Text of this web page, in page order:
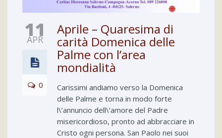
11
APR
0
Aprile – Quaresima di
carità Domenica delle
Palme con l’area
mondialità
Carissimi andiamo verso la Domenica
delle Palme e torna in modo forte
l\’annuncio dell\’amore del Padre
misericordioso, pronto ad abbracciare in
Cristo ogni persona. San Paolo nei suoi